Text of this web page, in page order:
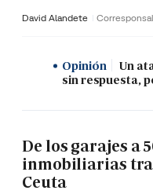
David Alandete
Opinión
Un
sin respuesta,
De los garajes a
inmobiliarias
Ceuta